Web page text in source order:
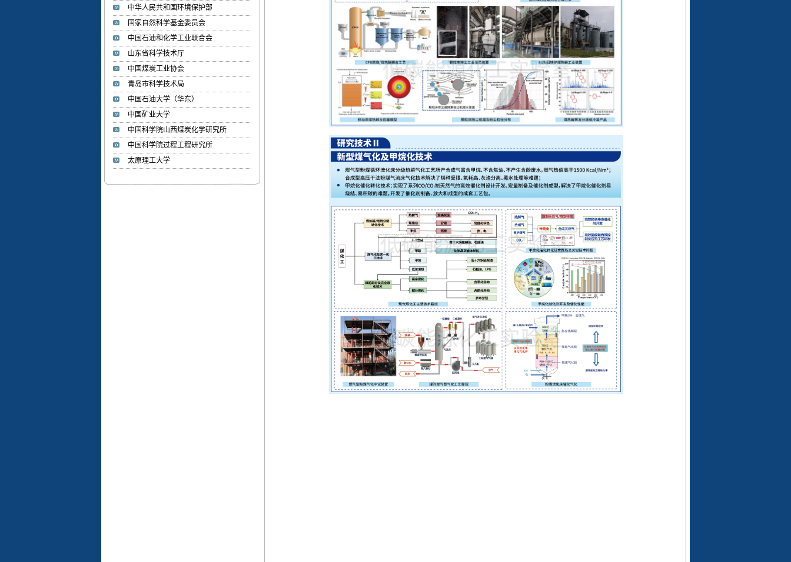
刘庆
»姓名：刘庆 ...
李湘萍
李 湘 萍 1985年生，博士、
学术教授、...
张文睿
张 文 睿 1986年，博士、副
教授、硕士生...
周海峰
中华人民共和国环境保护部
国家自然科学基金委员会
中国石油和化学工业联合会
山东省科学技术厅
中国煤炭工业协会
青岛市科学技术局
中国石油大学（华东）
中国矿业大学
中国科学院山西煤炭化学研究所
中国科学院过程工程研究所
太原理工大学